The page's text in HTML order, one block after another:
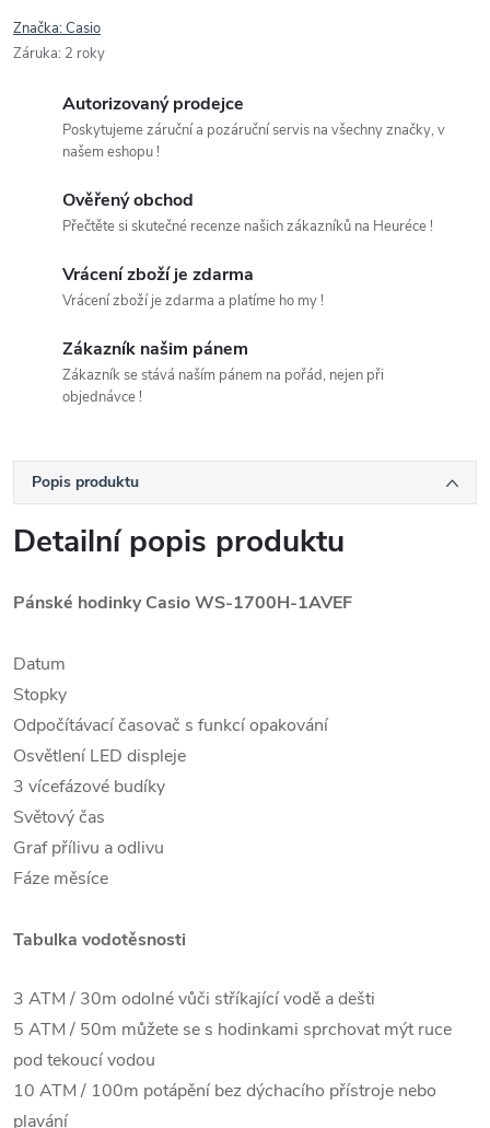
Značka:Casio
Záruka: 2 roky
Autorizovaný prodejce
Poskytujeme záruční a pozáruční servis na všechny značky, v
našem eshopu !
Ověřený obchod
Přečtěte si skutečné recenze našich zákazníků na Heuréce !
Vrácení zboží je zdarma
Vrácení zboží je zdarma a platíme ho my !
Zákazník našim pánem
Zákazník se stává naším pánem na pořád, nejen při
objednávce !
Popis produktu
Detailní popis produktu
Pánské hodinky Casio WS-1700H-1AVEF
Datum
Stopky
Odpočítávací časovač s funkcí opakování
Osvětlení LED displeje
3 vícefázové budíky
Světový čas
Graf přílivu a odlivu
Fáze měsíce
Tabulka vodotěsnosti
3 ATM / 30m odolné vůči stříkající vodě a dešti
5 ATM / 50m můžete se s hodinkami sprchovat mýt ruce
pod tekoucí vodou
10 ATM / 100m potápění bez dýchacího přístroje nebo
plavání